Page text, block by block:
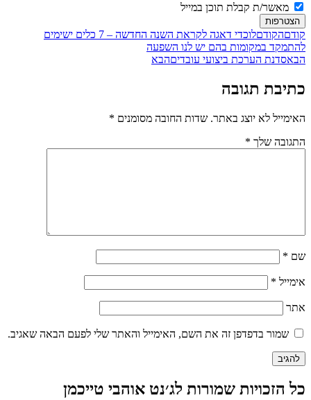
מאשר/ת קבלת תוכן במייל
הצטרפות
קודםהקודם
לוכדי דאגה לקראת השנה החדשה – 7 כלים ישימים
להתמקד במקומות בהם יש לנו השפעה
הבאסדנת הערכת ביצועי עובדיםהבא
כתיבת תגובה
האימייל לא יוצג באתר. שדות החובה מסומנים *
התגובה שלך *
שם *
אימייל *
אתר
שמור בדפדפן זה את השם, האימייל והאתר שלי לפעם הבאה שאגיב.
כל הזכויות שמורות לג׳נט אוהבי טייכמן